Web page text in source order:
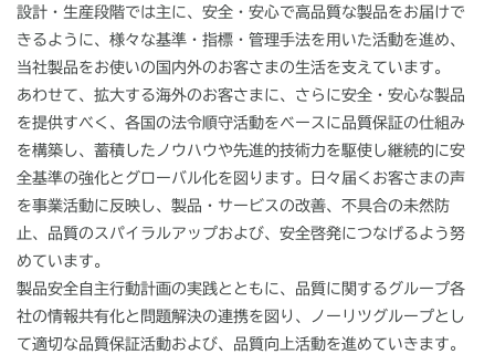
設計・生産段階では主に、安全・安心で高品質な製品をお届けで
きるように、様々な基準・指標・管理手法を用いた活動を進め、
当社製品をお使いの国内外のお客さまの生活を支えています。
あわせて、拡大する海外のお客さまに、さらに安全・安心な製品
を提供すべく、各国の法令順守活動をベースに品質保証の仕組み
を構築し、蓄積したノウハウや先進的技術力を駆使し継続的に安
全基準の強化とグローバル化を図ります。日々届くお客さまの声
を事業活動に反映し、製品・サービスの改善、不具合の未然防
止、品質のスパイラルアップおよび、安全啓発につなげるよう努
めています。
製品安全自主行動計画の実践とともに、品質に関するグループ各
社の情報共有化と問題解決の連携を図り、ノーリツグループとし
て適切な品質保証活動および、品質向上活動を進めていきます。